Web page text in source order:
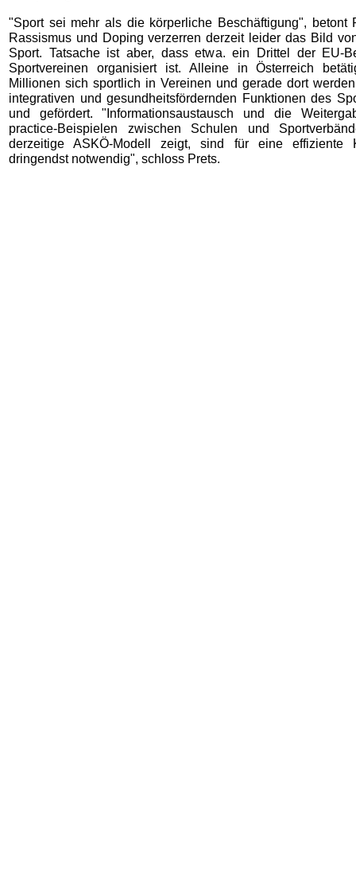
"Sport sei mehr als die körperliche Beschäftigung", betont
Rassismus und Doping verzerren derzeit leider das Bild
Sport. Tatsache ist aber, dass etwa. ein Drittel der EU-
Sportvereinen organisiert ist. Alleine in Österreich
Millionen sich sportlich in Vereinen und gerade dort
integrativen und gesundheitsfördernden Funktionen des
und gefördert. "Informationsaustausch und die
practice-Beispielen zwischen Schulen und
derzeitige ASKÖ-Modell zeigt, sind für eine effiziente
dringendst notwendig", schloss Prets.